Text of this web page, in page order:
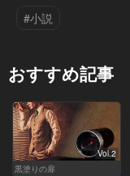
#小説
おすすめ記事
Vol.2
黒塗りの扉